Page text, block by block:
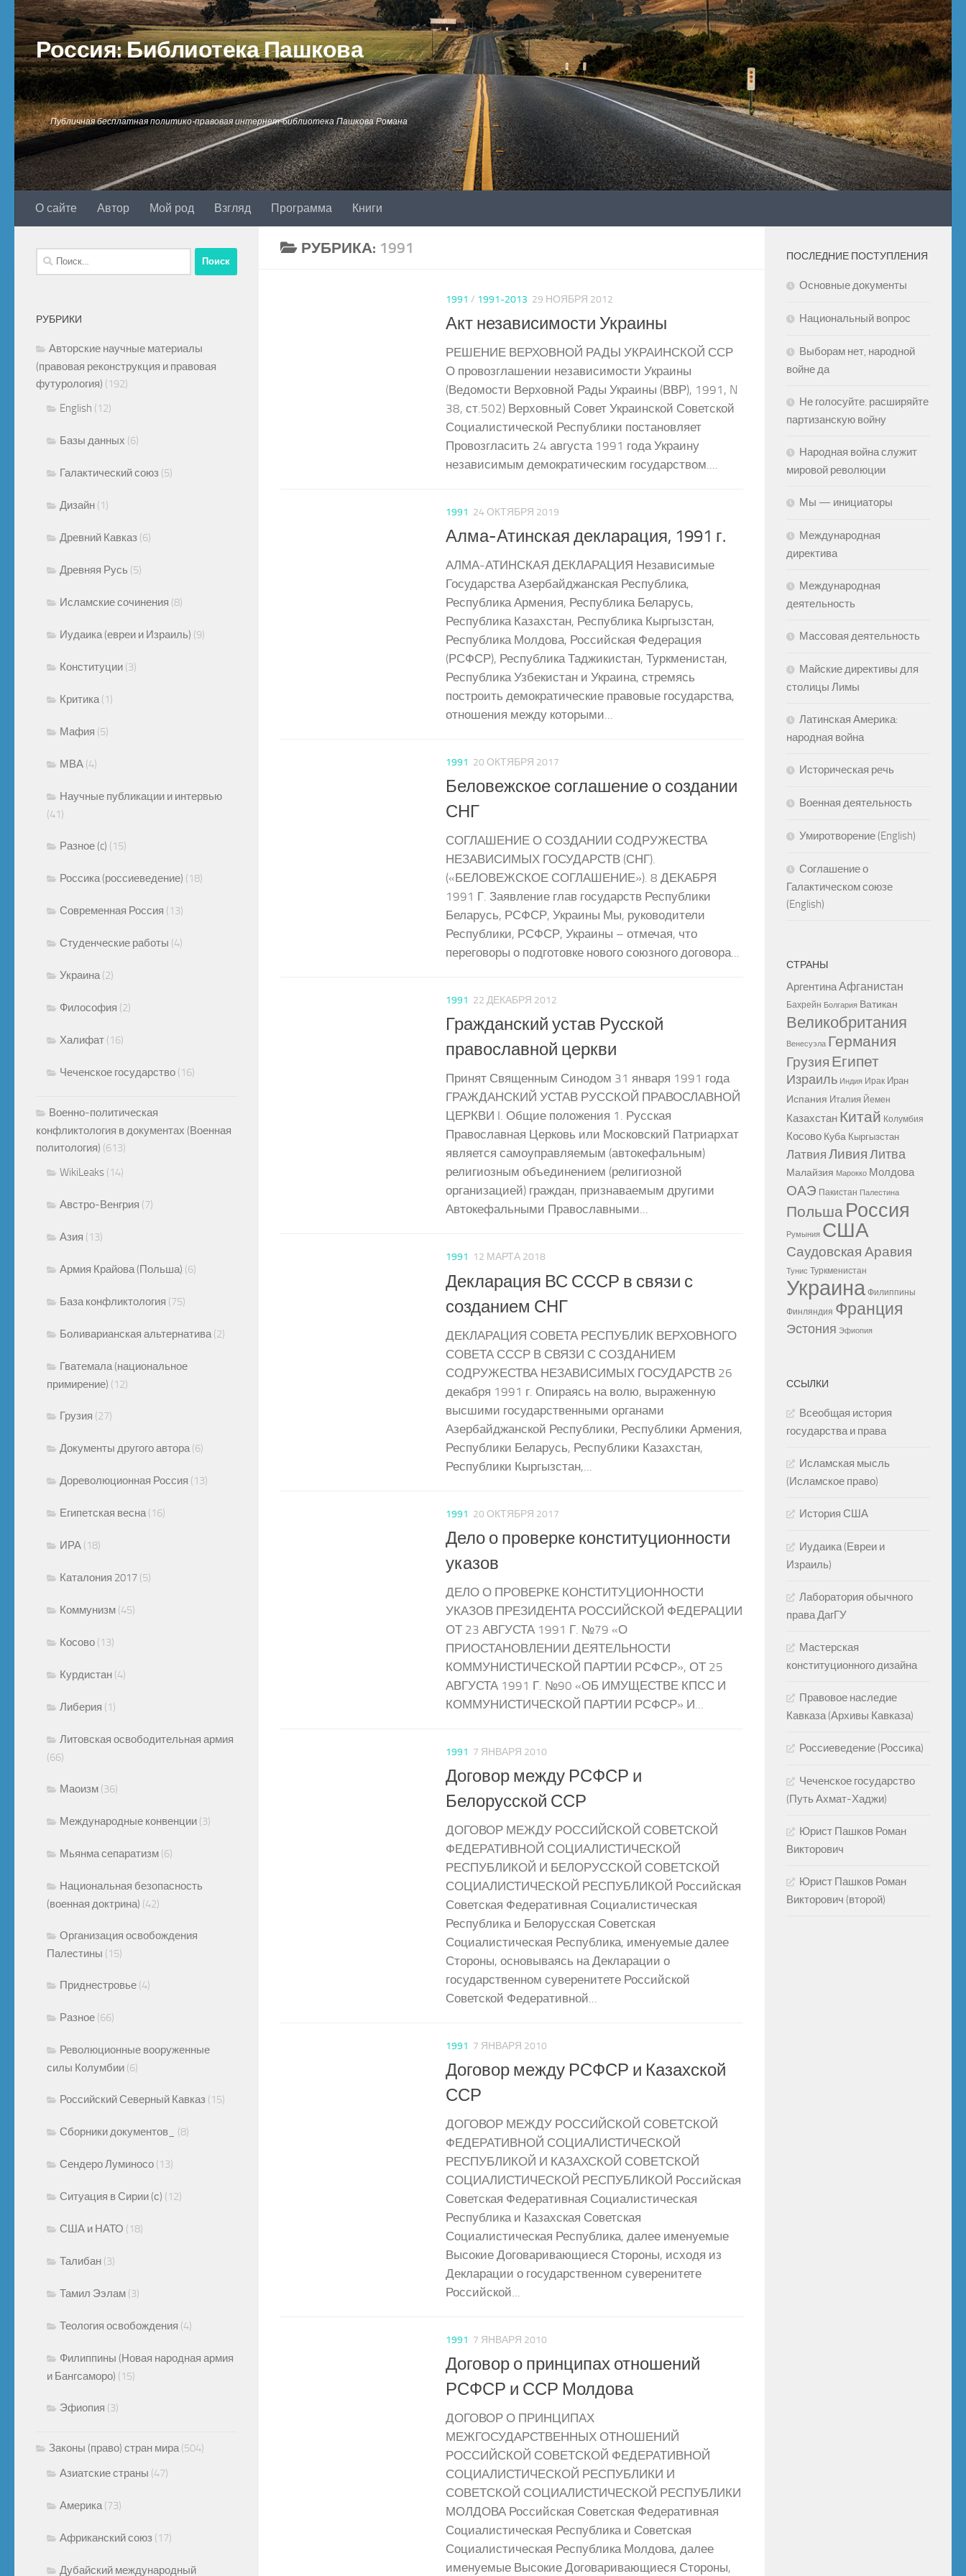
Перейти к содержимому
Россия: Библиотека Пашкова
Публичная бесплатная политико-правовая интернет-библиотека Пашкова Романа
О сайте Автор Мой род Взгляд Программа Книги
РУБРИКА: 1991
1991 / 1991-2013 29 НОЯБРЯ 2012
Акт независимости Украины
РЕШЕНИЕ ВЕРХОВНОЙ РАДЫ УКРАИНСКОЙ ССР
О провозглашении независимости Украины
(Ведомости Верховной Рады Украины (ВВР), 1991, N
38, ст.502) Верховный Совет Украинской Советской
Социалистической Республики постановляет
Провозгласить 24 августа 1991 года Украину
независимым демократическим государством....
1991 24 ОКТЯБРЯ 2019
Алма-Атинская декларация, 1991 г.
АЛМА-АТИНСКАЯ ДЕКЛАРАЦИЯ Независимые
Государства Азербайджанская Республика,
Республика Армения, Республика Беларусь,
Республика Казахстан, Республика Кыргызстан,
Республика Молдова, Российская Федерация
(РСФСР), Республика Таджикистан, Туркменистан,
Республика Узбекистан и Украина, стремясь
построить демократические правовые государства,
отношения между которыми...
1991 20 ОКТЯБРЯ 2017
Беловежское соглашение о создании
СНГ
СОГЛАШЕНИЕ О СОЗДАНИИ СОДРУЖЕСТВА
НЕЗАВИСИМЫХ ГОСУДАРСТВ (СНГ).
(«БЕЛОВЕЖСКОЕ СОГЛАШЕНИЕ»). 8 ДЕКАБРЯ
1991 Г. Заявление глав государств Республики
Беларусь, РСФСР, Украины Мы, руководители
Республики, РСФСР, Украины – отмечая, что
переговоры о подготовке нового союзного договора...
1991 22 ДЕКАБРЯ 2012
Гражданский устав Русской
православной церкви
Принят Священным Синодом 31 января 1991 года
ГРАЖДАНСКИЙ УСТАВ РУССКОЙ ПРАВОСЛАВНОЙ
ЦЕРКВИ I. Общие положения 1. Русская
Православная Церковь или Московский Патриархат
является самоуправляемым (автокефальным)
религиозным объединением (религиозной
организацией) граждан, признаваемым другими
Автокефальными Православными...
1991 12 МАРТА 2018
Декларация ВС СССР в связи с
созданием СНГ
ДЕКЛАРАЦИЯ СОВЕТА РЕСПУБЛИК ВЕРХОВНОГО
СОВЕТА СССР В СВЯЗИ С СОЗДАНИЕМ
СОДРУЖЕСТВА НЕЗАВИСИМЫХ ГОСУДАРСТВ 26
декабря 1991 г. Опираясь на волю, выраженную
высшими государственными органами
Азербайджанской Республики, Республики Армения,
Республики Беларусь, Республики Казахстан,
Республики Кыргызстан,...
1991 20 ОКТЯБРЯ 2017
Дело о проверке конституционности
указов
ДЕЛО О ПРОВЕРКЕ КОНСТИТУЦИОННОСТИ
УКАЗОВ ПРЕЗИДЕНТА РОССИЙСКОЙ ФЕДЕРАЦИИ
ОТ 23 АВГУСТА 1991 Г. №79 «О
ПРИОСТАНОВЛЕНИИ ДЕЯТЕЛЬНОСТИ
КОММУНИСТИЧЕСКОЙ ПАРТИИ РСФСР», ОТ 25
АВГУСТА 1991 Г. №90 «ОБ ИМУЩЕСТВЕ КПСС И
КОММУНИСТИЧЕСКОЙ ПАРТИИ РСФСР» И...
1991 7 ЯНВАРЯ 2010
Договор между РСФСР и
Белорусской ССР
ДОГОВОР МЕЖДУ РОССИЙСКОЙ СОВЕТСКОЙ
ФЕДЕРАТИВНОЙ СОЦИАЛИСТИЧЕСКОЙ
РЕСПУБЛИКОЙ И БЕЛОРУССКОЙ СОВЕТСКОЙ
СОЦИАЛИСТИЧЕСКОЙ РЕСПУБЛИКОЙ Российская
Советская Федеративная Социалистическая
Республика и Белорусская Советская
Социалистическая Республика, именуемые далее
Стороны, основываясь на Декларации о
государственном суверенитете Российской
Советской Федеративной...
1991 7 ЯНВАРЯ 2010
Договор между РСФСР и Казахской
ССР
ДОГОВОР МЕЖДУ РОССИЙСКОЙ СОВЕТСКОЙ
ФЕДЕРАТИВНОЙ СОЦИАЛИСТИЧЕСКОЙ
РЕСПУБЛИКОЙ И КАЗАХСКОЙ СОВЕТСКОЙ
СОЦИАЛИСТИЧЕСКОЙ РЕСПУБЛИКОЙ Российская
Советская Федеративная Социалистическая
Республика и Казахская Советская
Социалистическая Республика, далее именуемые
Высокие Договаривающиеся Стороны, исходя из
Декларации о государственном суверенитете
Российской...
1991 7 ЯНВАРЯ 2010
Договор о принципах отношений
РСФСР и ССР Молдова
ДОГОВОР О ПРИНЦИПАХ
МЕЖГОСУДАРСТВЕННЫХ ОТНОШЕНИЙ
РОССИЙСКОЙ СОВЕТСКОЙ ФЕДЕРАТИВНОЙ
СОЦИАЛИСТИЧЕСКОЙ РЕСПУБЛИКИ И
СОВЕТСКОЙ СОЦИАЛИСТИЧЕСКОЙ РЕСПУБЛИКИ
МОЛДОВА Российская Советская Федеративная
Социалистическая Республика и Советская
Социалистическая Республика Молдова, далее
именуемые Высокие Договаривающиеся Стороны,
Найти:
РУБРИКИ
Авторские научные материалы
(правовая реконструкция и правовая
футурология) (192)
English (12)
Базы данных (6)
Галактический союз (5)
Дизайн (1)
Древний Кавказ (6)
Древняя Русь (5)
Исламские сочинения (8)
Иудаика (евреи и Израиль) (9)
Конституции (3)
Критика (1)
Мафия (5)
МВА (4)
Научные публикации и интервью
(41)
Разное (c) (15)
Россика (россиеведение) (18)
Современная Россия (13)
Студенческие работы (4)
Украина (2)
Философия (2)
Халифат (16)
Чеченское государство (16)
Военно-политическая
конфликтология в документах (Военная
политология) (613)
WikiLeaks (14)
Австро-Венгрия (7)
Азия (13)
Армия Крайова (Польша) (6)
База конфликтология (75)
Боливарианская альтернатива (2)
Гватемала (национальное
примирение) (12)
Грузия (27)
Документы другого автора (6)
Дореволюционная Россия (13)
Египетская весна (16)
ИРА (18)
Каталония 2017 (5)
Коммунизм (45)
Косово (13)
Курдистан (4)
Либерия (1)
Литовская освободительная армия
(66)
Маоизм (36)
Международные конвенции (3)
Мьянма сепаратизм (6)
Национальная безопасность
(военная доктрина) (42)
Организация освобождения
Палестины (15)
Приднестровье (4)
Разное (66)
Революционные вооруженные
силы Колумбии (6)
Российский Северный Кавказ (15)
Сборники документов_ (8)
Сендеро Луминосо (13)
Ситуация в Сирии (с) (12)
США и НАТО (18)
Талибан (3)
Тамил Ээлам (3)
Теология освобождения (4)
Филиппины (Новая народная армия
и Бангсаморо) (15)
Эфиопия (3)
Законы (право) стран мира (504)
Азиатские страны (47)
Америка (73)
Африканский союз (17)
Дубайский международный
ПОСЛЕДНИЕ ПОСТУПЛЕНИЯ
Основные документы
Национальный вопрос
Выборам нет, народной
войне да
Не голосуйте. расширяйте
партизанскую войну
Народная война служит
мировой революции
Мы — инициаторы
Международная
директива
Международная
деятельность
Массовая деятельность
Майские директивы для
столицы Лимы
Латинская Америка:
народная война
Историческая речь
Военная деятельность
Умиротворение (English)
Соглашение о
Галактическом союзе
(English)
СТРАНЫ
АргентинаАфганистан
Бахрейн Болгария Ватикан
Великобритания
Венесуэла Германия
Грузия Египет
Израиль Индия Ирак Иран
Испания Италия Йемен
Казахстан Китай Колумбия
Косово Куба Кыргызстан
Латвия ЛивияЛитва
Малайзия Марокко Молдова
ОАЭ Пакистан Палестина
Польша Россия
Румыния США
Саудовская Аравия
Тунис Туркменистан
Украина Филиппины
Финляндия Франция
Эстония Эфиопия
ССЫЛКИ
Всеобщая история
государства и права
Исламская мысль
(Исламское право)
История США
Иудаика (Евреи и
Израиль)
Лаборатория обычного
права ДагГУ
Мастерская
конституционного дизайна
Правовое наследие
Кавказа (Архивы Кавказа)
Россиеведение (Россика)
Чеченское государство
(Путь Ахмат-Хаджи)
Юрист Пашков Роман
Викторович
Юрист Пашков Роман
Викторович (второй)